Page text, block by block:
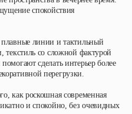
спокойствия
линии и тактильный
текстиль со сложной фактурой
сделать интерьер более
перегрузки.
как роскошная современная
и спокойно, без очевидных